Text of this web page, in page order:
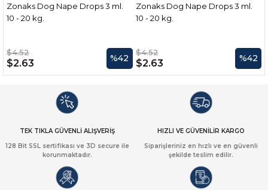
Zonaks Dog Nape Drops 3 ml.
10 - 20 kg.
$4.52
$2.63 %42
Zonaks Dog Nape Drops 3 ml.
10 - 20 kg.
$4.52
$2.63 %42
TEK TIKLA GÜVENLİ ALIŞVERİŞ
128 Bit SSL sertifikası ve 3D secure ile
korunmaktadır.
HIZLI VE GÜVENİLİR KARGO
Siparişleriniz en hızlı ve en güvenli
şekilde teslim edilir.